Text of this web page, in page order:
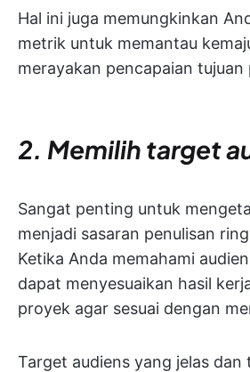
Hal ini juga memungkinkan
metrik untuk memantau
merayakan pencapaian tujuan
2. Memilih target
Sangat penting untuk
menjadi sasaran penulisan
Ketika Anda memahami
dapat menyesuaikan hasil
proyek agar sesuai dengan
Target audiens yang jelas dan